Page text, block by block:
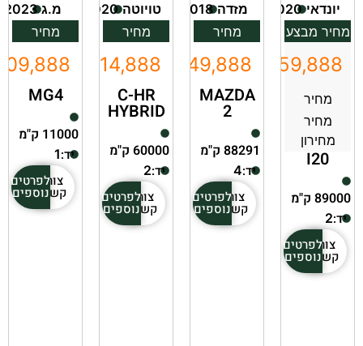
יונדאי 2020
מחיר מבצע
מחיר
מחיר
מחירון
₪59,888
I20
89000 ק"מ
יד:2
צור
קשר
לפרטים
נוספים
מזדה 2018
מחיר
₪49,888
MAZDA
2
88291 ק"מ
יד:4
צור
קשר
לפרטים
נוספים
טויוטה 2020
מחיר
₪114,888
C-HR
HYBRID
60000 ק"מ
יד:2
צור
קשר
לפרטים
נוספים
מ.ג 2023
מחיר
MG4
11000 ק"מ
יד:1
צור
קשר
לפרטים
נוספים